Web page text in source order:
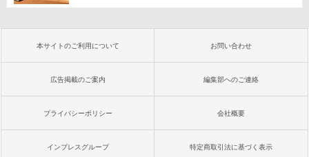
本サイトのご利用について お問い合わせ
広告掲載のご案内 編集部へのご連絡
プライバシーポリシー 会社概要
インプレスグループ 特定商取引法に基づく表示